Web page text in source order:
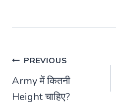
Post
navigation
PREVIOUS
Army में कितनी
Height चाहिए?